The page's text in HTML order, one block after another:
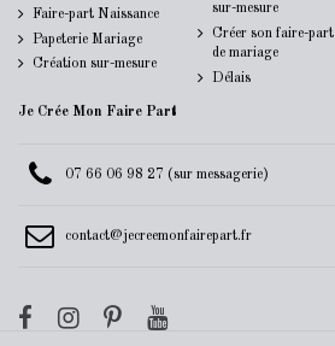
Faire-part Naissance
Papeterie Mariage
Création sur-mesure
sur-mesure
Créer son faire-part
de mariage
Délais
Je Crée Mon Faire Part
07 66 06 98 27 (sur messagerie)
contact@jecreemonfairepart.fr